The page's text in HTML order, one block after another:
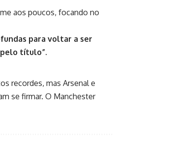
aos poucos, focando no
para voltar a ser
título”.
recordes, mas Arsenal e
se firmar. O Manchester